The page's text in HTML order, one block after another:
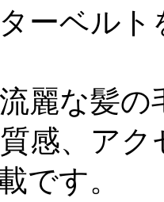
ーベルト
麗な髪
感、ア
です。